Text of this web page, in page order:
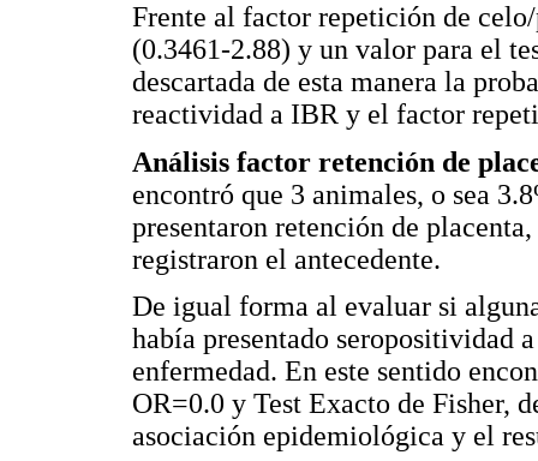
Frente al factor repetición de
(0.3461-2.88) y un valor para el
descartada de esta manera la
reactividad a IBR y el factor
Análisis factor retención de
encontró que 3 animales, o sea
presentaron retención de
registraron el antecedente.
De igual forma al evaluar si
había presentado seropositividad
enfermedad. En este sentido
OR=0.0 y Test Exacto de Fisher,
asociación epidemiológica y el